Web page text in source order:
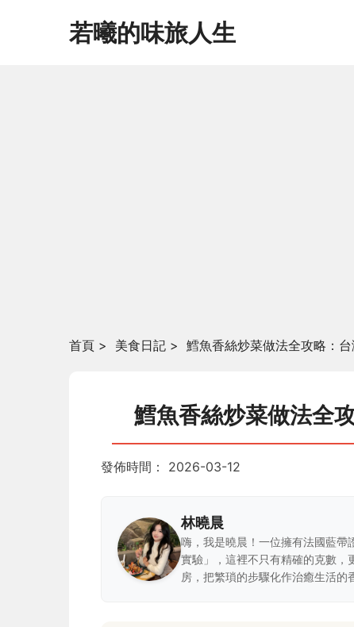
若曦的味旅人生
首頁 > 美食日記 > 鱈魚香絲炒菜做法全攻略：
鱈魚香絲炒菜做法全
發佈時間： 2026-03-12
林曉晨
嗨，我是曉晨！一位擁有法國藍帶
實驗」，這裡不只有精確的克數，
房，把繁瑣的步驟化作治癒生活的